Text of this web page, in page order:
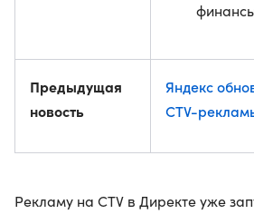
Предыдущая
новость
Яндекс
CTV-
Рекламу на CTV в Директе уже